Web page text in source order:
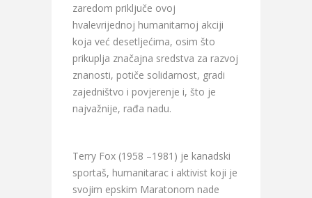
zaredom priključe ovoj
hvalevrijednoj humanitarnoj akciji
koja već desetljećima, osim što
prikuplja značajna sredstva za razvoj
znanosti, potiče solidarnost, gradi
zajedništvo i povjerenje i, što je
najvažnije, rađa nadu.
Terry Fox (1958 –1981) je kanadski
sportaš, humanitarac i aktivist koji je
svojim epskim Maratonom nade